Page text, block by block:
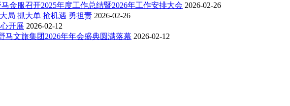
金服召开2025年度工作总结暨2026年工作安排大会 2026-02-26
局 抓大单 抢机遇 勇担责 2026-02-26
开展 2026-02-12
文旅集团2026年年会盛典圆满落幕 2026-02-12